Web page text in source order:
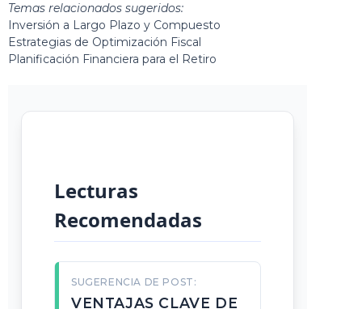
Temas relacionados sugeridos:
Inversión a Largo Plazo y Compuesto
Estrategias de Optimización Fiscal
Planificación Financiera para el Retiro
Lecturas
Recomendadas
SUGERENCIA DE POST:
VENTAJAS CLAVE DE